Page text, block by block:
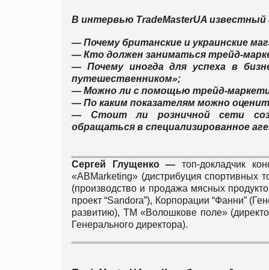
В интервью TradeMasterUA известный
— Почему британские и украинские
— Кто должен заниматься трейд-
— Почему иногда для успеха в
путешественником»;
— Можно ли с помощью трейд-
— По каким показателям можно
— Стоит ли розничной сети
обращаться в специализированное
Сергей Глущенко — топ-докладчик
«ABMarketing» (дистрибуция
(производство и продажа мясных
проект “Sandora”), Корпорации “Фанни”
развитию), ТМ «Волошкове поле»
Генерального директора).